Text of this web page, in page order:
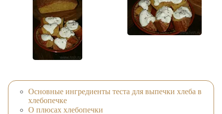
Основные ингредиенты теста для выпечки хлеба в
хлебопечке
О плюсах хлебопечки